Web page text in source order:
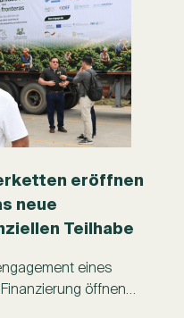
eröffnen
neue
Teilhabe
eines
öffnen